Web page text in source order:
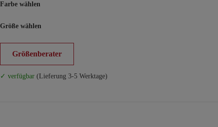
Farbe wählen
Größe wählen
Größenberater
✓ verfügbar (Lieferung 3-5 Werktage)